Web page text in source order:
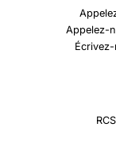
Appelez-